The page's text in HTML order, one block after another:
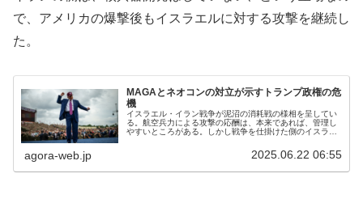
で、アメリカの爆撃後もイスラエルに対する攻撃を継続し
た。
MAGAとネオコンの対立が示すトランプ政権の危
機
イスラエル・イラン戦争が泥沼の消耗戦の様相を呈してい
る。航空兵力による攻撃の応酬は、本来であれば、管理し
やすいところがある。しかし戦争を仕掛けた側のイスラエ
わりが見通せないまま、攻撃の応酬...
agora-web.jp 2025.06.22 06:55